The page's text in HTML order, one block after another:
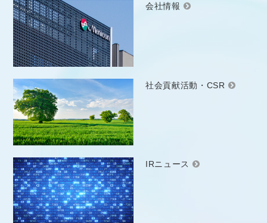
会社情報
社会貢献活動・CSR
IRニュース